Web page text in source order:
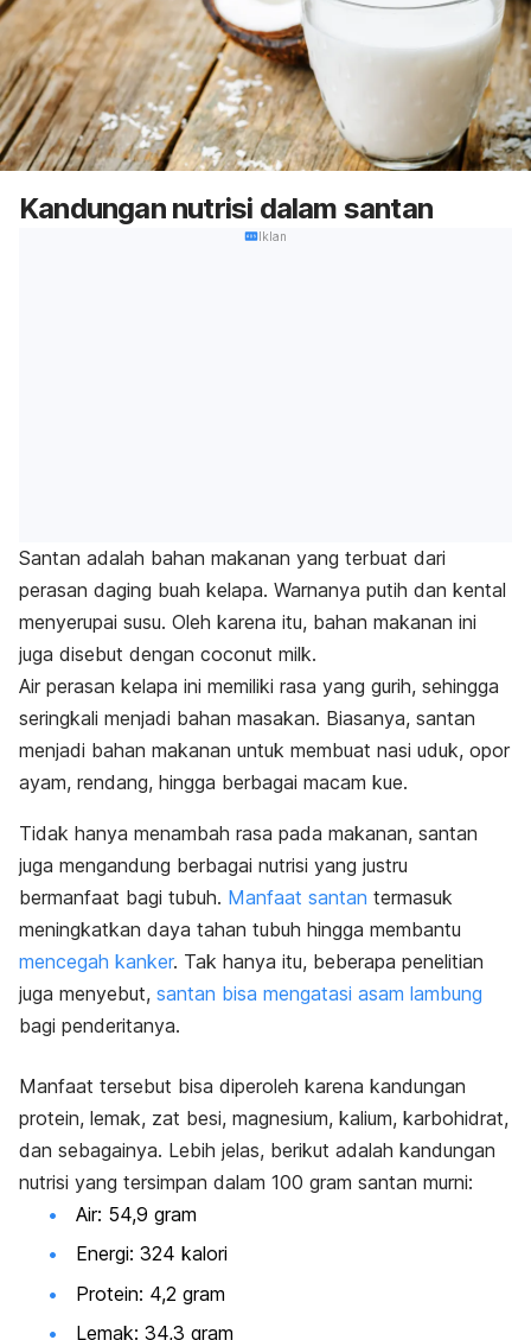
Kandungan nutrisi dalam santan
Iklan
Santan adalah bahan makanan yang terbuat dari
perasan daging buah kelapa. Warnanya putih dan kental
menyerupai susu. Oleh karena itu, bahan makanan ini
juga disebut dengan coconut milk.
Air perasan kelapa ini memiliki rasa yang gurih, sehingga
seringkali menjadi bahan masakan. Biasanya, santan
menjadi bahan makanan untuk membuat nasi uduk, opor
ayam, rendang, hingga berbagai macam kue.
Tidak hanya menambah rasa pada makanan, santan
juga mengandung berbagai nutrisi yang justru
bermanfaat bagi tubuh. Manfaat santan termasuk
meningkatkan daya tahan tubuh hingga membantu
mencegah kanker. Tak hanya itu, beberapa penelitian
juga menyebut, santan bisa mengatasi asam lambung
bagi penderitanya.
Manfaat tersebut bisa diperoleh karena kandungan
protein, lemak, zat besi, magnesium, kalium, karbohidrat,
dan sebagainya. Lebih jelas, berikut adalah kandungan
nutrisi yang tersimpan dalam 100 gram santan murni:
Air: 54,9 gram
Energi: 324 kalori
Protein: 4,2 gram
Lemak: 34,3 gram